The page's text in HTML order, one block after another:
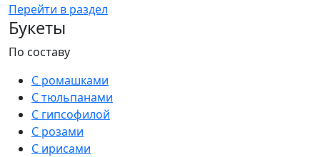
Перейти в раздел
Букеты
По составу
С ромашками
С тюльпанами
С гипсофилой
С розами
С ирисами